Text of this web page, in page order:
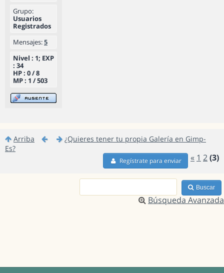
Grupo:
Usuarios
Registrados
Mensajes:5
Nivel : 1; EXP
: 34
HP : 0 / 8
MP : 1 / 503
Arriba
¿Quieres tener tu propia Galería en Gimp-
Es?
« 1 2(3)
Regístrate para enviar
Buscar
Búsqueda Avanzada